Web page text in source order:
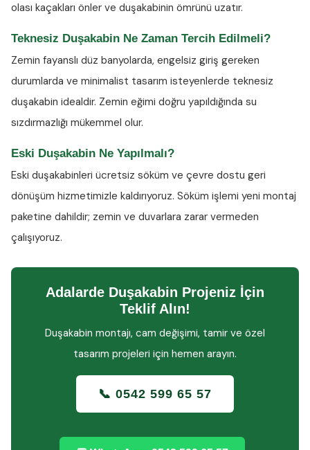
olası kaçakları önler ve duşakabinin ömrünü uzatır.
Teknesiz Duşakabin Ne Zaman Tercih Edilmeli?
Zemin fayanslı düz banyolarda, engelsiz giriş gereken
durumlarda ve minimalist tasarım isteyenlerde teknesiz
duşakabin idealdir. Zemin eğimi doğru yapıldığında su
sızdırmazlığı mükemmel olur.
Eski Duşakabin Ne Yapılmalı?
Eski duşakabinleri ücretsiz söküm ve çevre dostu geri
dönüşüm hizmetimizle kaldırıyoruz. Söküm işlemi yeni montaj
paketine dahildir; zemin ve duvarlara zarar vermeden
çalışıyoruz.
Adalarde Duşakabin Projeniz İçin
Teklif Alın!
Duşakabin montajı, cam değişimi, tamir ve özel
tasarım projeleri için hemen arayın.
📞 0542 599 65 57